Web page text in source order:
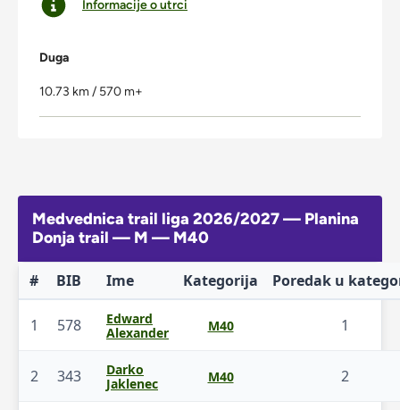
Informacije o utrci
Duga
10.73 km / 570 m+
Medvednica trail liga 2026/2027 — Planina
Donja trail — M — M40
# BIB Ime Kategorija Poredak u
1 578
Edward
Alexander
M40 1
2 343
Darko
Jaklenec
M40 2